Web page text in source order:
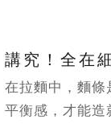
講究！全在
在拉麵中，麵條
平衡感，才能造